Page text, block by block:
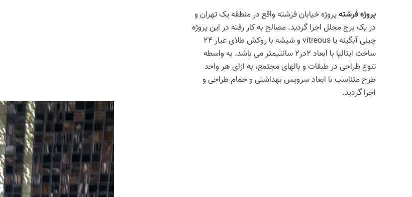
پروژه فرشتهپروژه خیابان فرشته واقع در منطقه یک تهران و
در یک برج مجلل اجرا گردید. مصالح به کار رفته در این پروژه
چینی آبگینه یا vitreous و شیشه با روکش طلای عیار ۲۴
ساخت ایتالیا با ابعاد ۲در۲ سانتیمتر می باشد. به واسطه
تنوع طراحی در طبقات و بالهای مجتمع، به ازای هر واحد
طرح متناسب با ابعاد سرویس بهداشتی و حمام طراحی و
اجرا گردید.